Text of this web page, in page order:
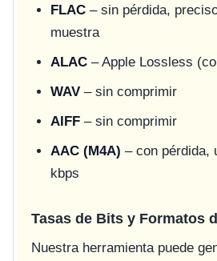
FLAC– sin pérdida,
muestra
ALAC– Apple Lossless
WAV– sin comprimir
AIFF– sin comprimir
AAC (M4A) – con pérdida,
kbps
Tasas de Bits y Formatos
Nuestra herramienta puede